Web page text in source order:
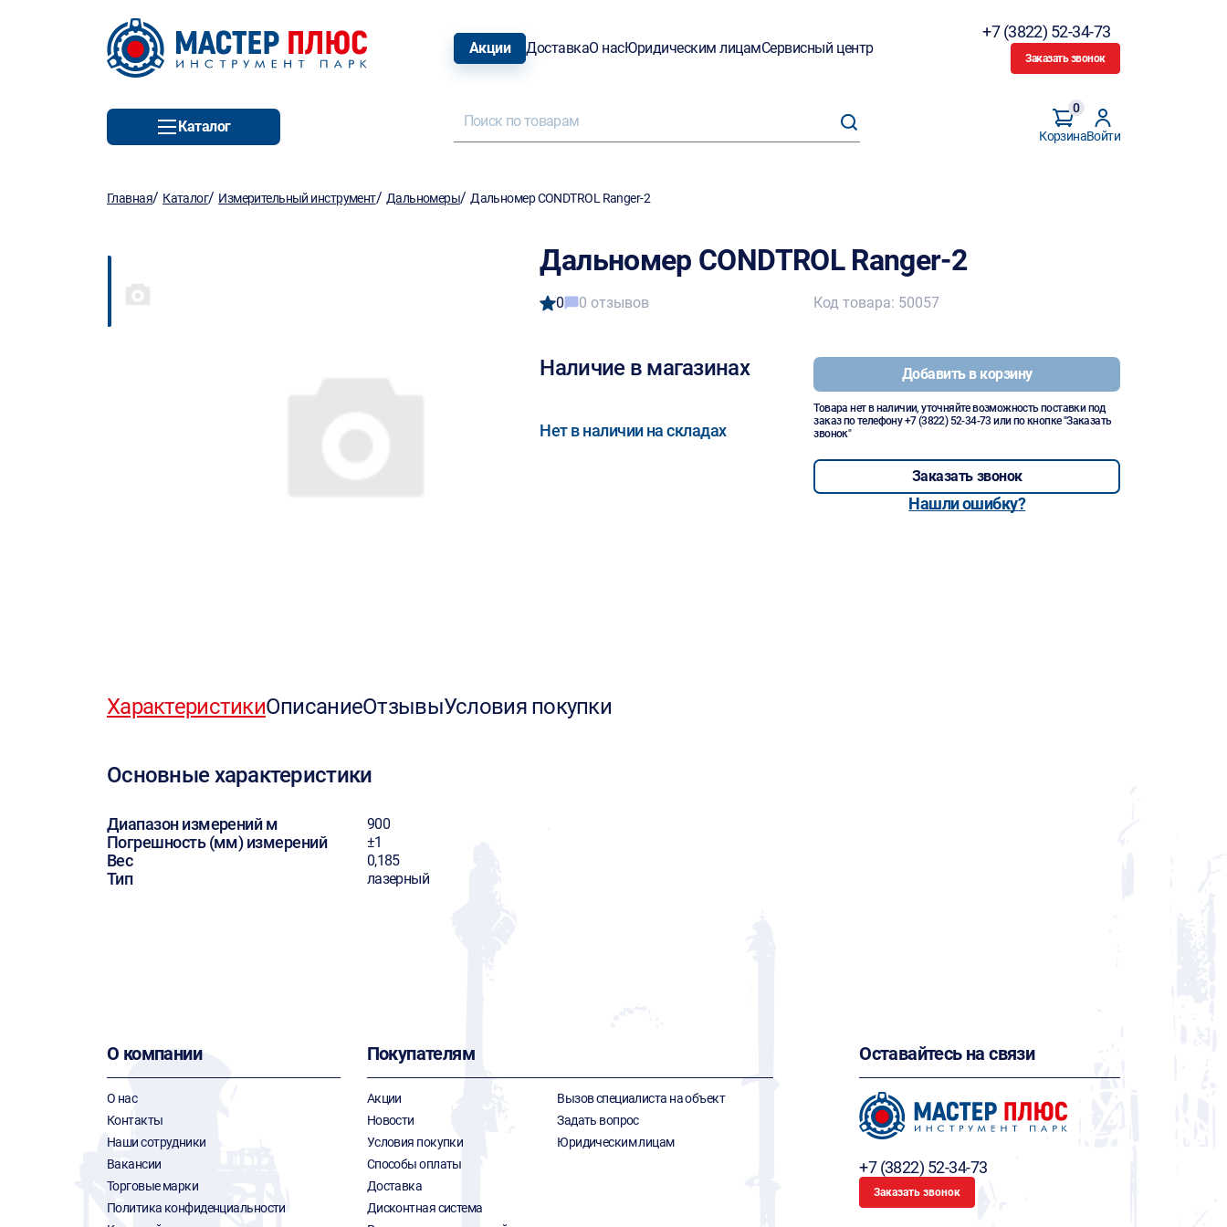
Акции ДоставкаО насЮридическим лицамСервисный центр
+7 (3822) 52-34-73
Заказать звонок
Каталог
Корзина
0
Войти
Главная/ Каталог/ Измерительный инструмент/ Дальномеры/Дальномер CONDTROL Ranger-2
Дальномер CONDTROL Ranger-2
0 0 отзывов
Наличие в магазинах
Нет в наличии на складах
Код товара: 50057
Добавить в корзину
Товара нет в наличии, уточняйте возможность поставки под
заказ по телефону+7 (3822) 52-34-73 или по кнопке "Заказать
звонок"
Заказать звонок
Нашли ошибку?
ХарактеристикиОписаниеОтзывыУсловия покупки
Основные характеристики
Диапазон измерений м 900
Погрешность (мм) измерений ±1
Вес 0,185
Тип лазерный
О компании
О нас
Контакты
Наши сотрудники
Вакансии
Торговые марки
Политика конфиденциальности
Покупателям
Акции
Новости
Условия покупки
Способы оплаты
Доставка
Дисконтная система
Вызов специалиста на объект
Задать вопрос
Юридическим лицам
Оставайтесь на связи
+7 (3822) 52-34-73
Заказать звонок